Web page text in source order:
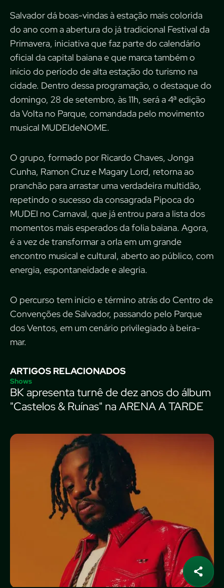
Salvador dá boas-vindas à estação mais colorida
do ano com a abertura do já tradicional Festival da
Primavera, iniciativa que faz parte do calendário
oficial da capital baiana e que marca também o
início do período de alta estação do turismo na
cidade. Dentro dessa programação, o destaque do
domingo, 28 de setembro, às 11h, será a 4ª edição
da Volta no Parque, comandada pelo movimento
musical MUDEIdeNOME.
O grupo, formado por Ricardo Chaves, Jonga
Cunha, Ramon Cruz e Magary Lord, retorna ao
pranchão para arrastar uma verdadeira multidão,
repetindo o sucesso da consagrada Pipoca do
MUDEI no Carnaval, que já entrou para a lista dos
momentos mais esperados da folia baiana. Agora,
é a vez de transformar a orla em um grande
encontro musical e cultural, aberto ao público, com
energia, espontaneidade e alegria.
O percurso tem início e término atrás do Centro de
Convenções de Salvador, passando pelo Parque
dos Ventos, em um cenário privilegiado à beira-
mar.
ARTIGOS RELACIONADOS
Shows
BK apresenta turnê de dez anos do álbum
"Castelos & Ruínas" na ARENA A TARDE